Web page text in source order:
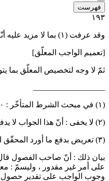
فهرست
١٩٣
وقد عرفت (١) بما لا مزيد عليه
[تعميم الواجب المعلّق]
ثمّ لا وجه لتخصيص المعلّق بما
(١) في مبحث الشرط المتأخّر : ١٨٠.
(٢) لا يخفى : أنّ هذا الجواب لا
(٣) تعريض بدفع ما أورد المحقّق الرشتيّ على صاحب الفصول الغرويّة في تعميم الواجب المعلّق إلى ما يتوقّف حصوله على أمر غير مقدور.
بيان ذلك : أنّ صاحب الفصول قال
على أمر غير مقدور ، وليسمّ :
وجوب الواجب على تقدير حصول